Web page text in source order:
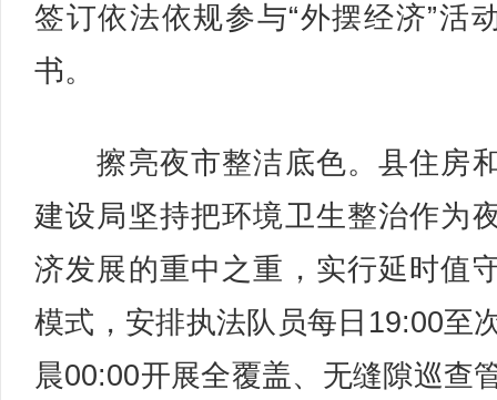
签订依法依规参与“外摆经济”活
书。
擦亮夜市整洁底色。县住房
建设局坚持把环境卫生整治作为
济发展的重中之重，实行延时值
模式，安排执法队员每日19:00至
晨00:00开展全覆盖、无缝隙巡查